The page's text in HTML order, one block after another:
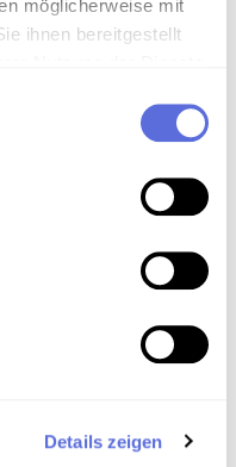
möglicherweise mit
ihnen bereitgestellt
Details zeigen
werden solche
an